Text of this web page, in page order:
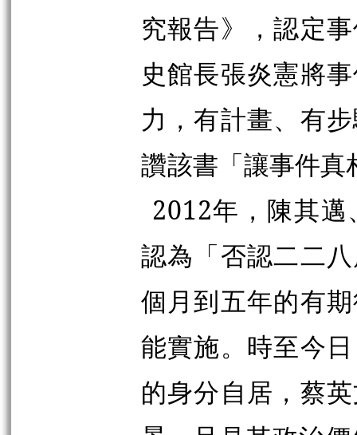
究報告》，認定
史館長張炎憲將
力，有計畫、有
讚該書「讓事件真
2012年，陳其邁
認為「否認二二
個月到五年的有
能實施。時至今
的身分自居，蔡